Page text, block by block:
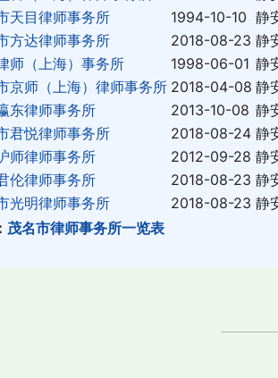
天目律师事务所
1994-10-10 静
方达律师事务所
2018-08-23 静
师（上海）事务所
1998-06-01 静
京师（上海）律师事务所 2018-04-08 静
东律师事务所
2013-10-08 静
君悦律师事务所
2018-08-24 静
师律师事务所
2012-09-28 静
伦律师事务所
2018-08-23 静
光明律师事务所
2018-08-23 静
茂名市律师事务所一览表